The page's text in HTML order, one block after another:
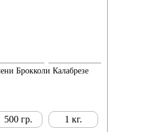
Брокколи Калабрезе
500 гр. 1 кг.